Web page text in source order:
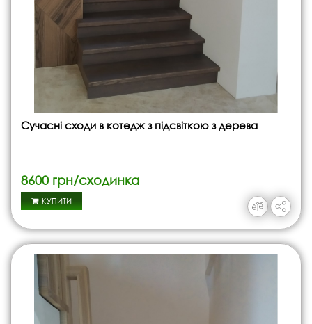
Сучасні сходи в котедж з підсвіткою з дерева
8600 грн/сходинка
КУПИТИ